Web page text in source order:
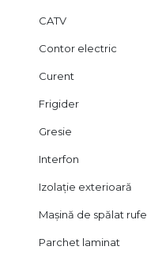
CATV
Contor electric
Curent
Frigider
Gresie
Interfon
Izolație exterioară
Mașină de spălat rufe
Parchet laminat